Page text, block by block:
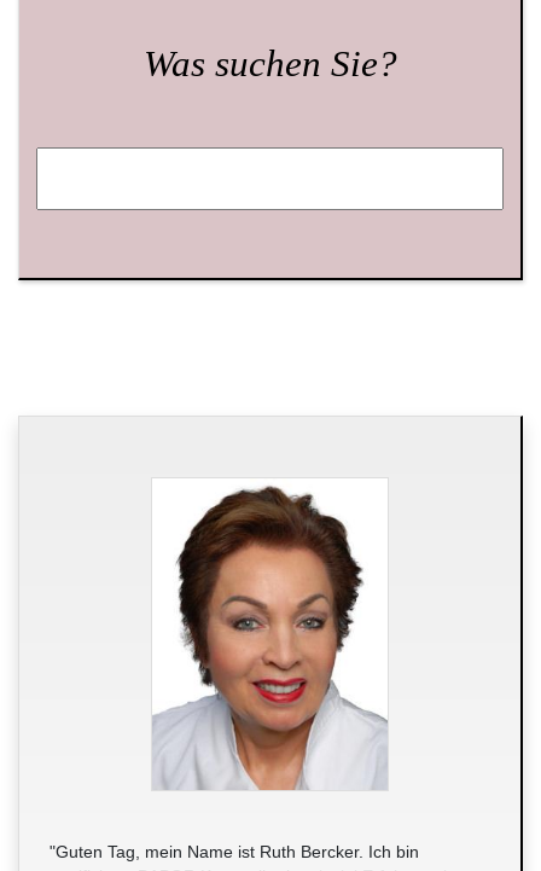
Was suchen Sie?
"Guten Tag, mein Name ist Ruth Bercker. Ich bin